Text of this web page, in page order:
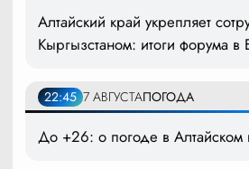
Алтайский край укрепляет
Кыргызстаном: итоги форума в
22:45 7 АВГУСТАПОГОДА
До +26: о погоде в Алтайском